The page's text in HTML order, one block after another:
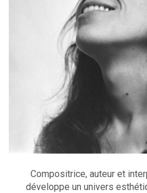
Compositrice, auteur et
développe un univers